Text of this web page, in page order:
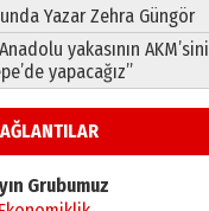
Yazar Zehra Güngör
yakasının AKM’sini
yapacağız”
Grubumuz